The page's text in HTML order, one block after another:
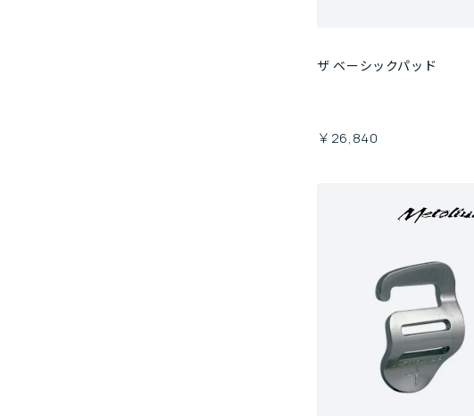
ザ ベーシックパッド
￥26,840